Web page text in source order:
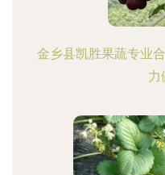
金乡县凯胜果蔬专业
力